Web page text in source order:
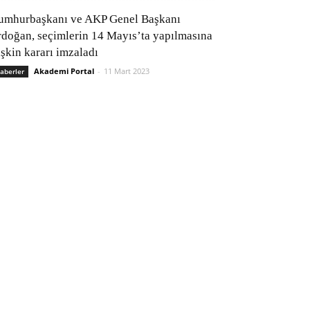
ve AKP Genel Başkanı
seçimlerin 14 Mayıs’ta yapılmasına
kararı imzaladı
Akademi Portal - 11 Mart 2023